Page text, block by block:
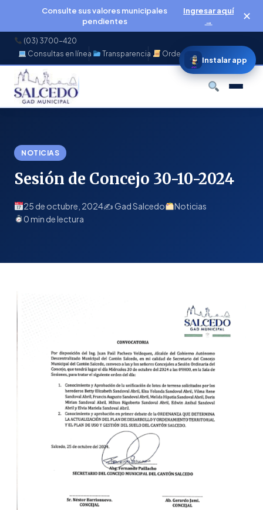
Consulte sus valores municipales
pendientes
Ingresar aquí
→
✕
(03) 3700-420
Consultas en línea
Transparencia Ordenanzas
NOTICIAS
Sesión de Concejo 30-10-2024
25 de octubre, 2024✍️ Gad Salcedo
Noticias
0 min de lectura
Instalar app